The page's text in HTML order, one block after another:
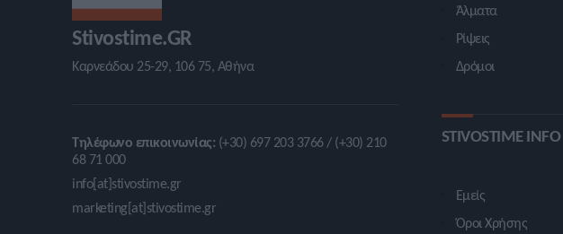
Stivostime.GR
Καρνεάδου 25-29, 106 75, Αθήνα
Τηλέφωνο επικοινωνίας: (+30) 697 203 3766 / (+30) 210
68 71 000
info[at]stivostime.gr
marketing[at]stivostime.gr
Άλματα
Ρίψεις
Δρόμοι
STIVOSTIME INFO
Εμείς
Όροι Χρήσης